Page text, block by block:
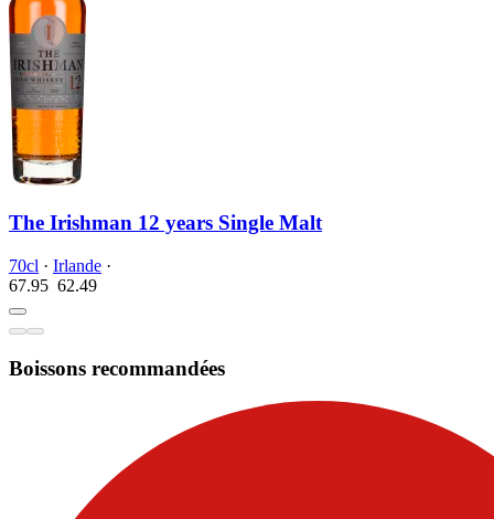
The Irishman 12 years Single Malt
70cl · Irlande ·
67.95 62.49
Boissons recommandées